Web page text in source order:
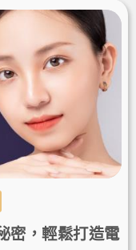
密，輕鬆打造電